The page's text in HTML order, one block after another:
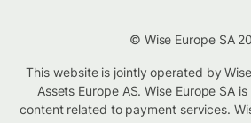
© Wise Europe SA
This website is jointly operated by
Assets Europe AS. Wise Europe SA
content related to payment services.